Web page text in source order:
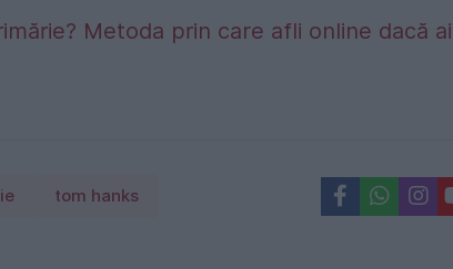
Metoda prin care afli online dacă
tom hanks